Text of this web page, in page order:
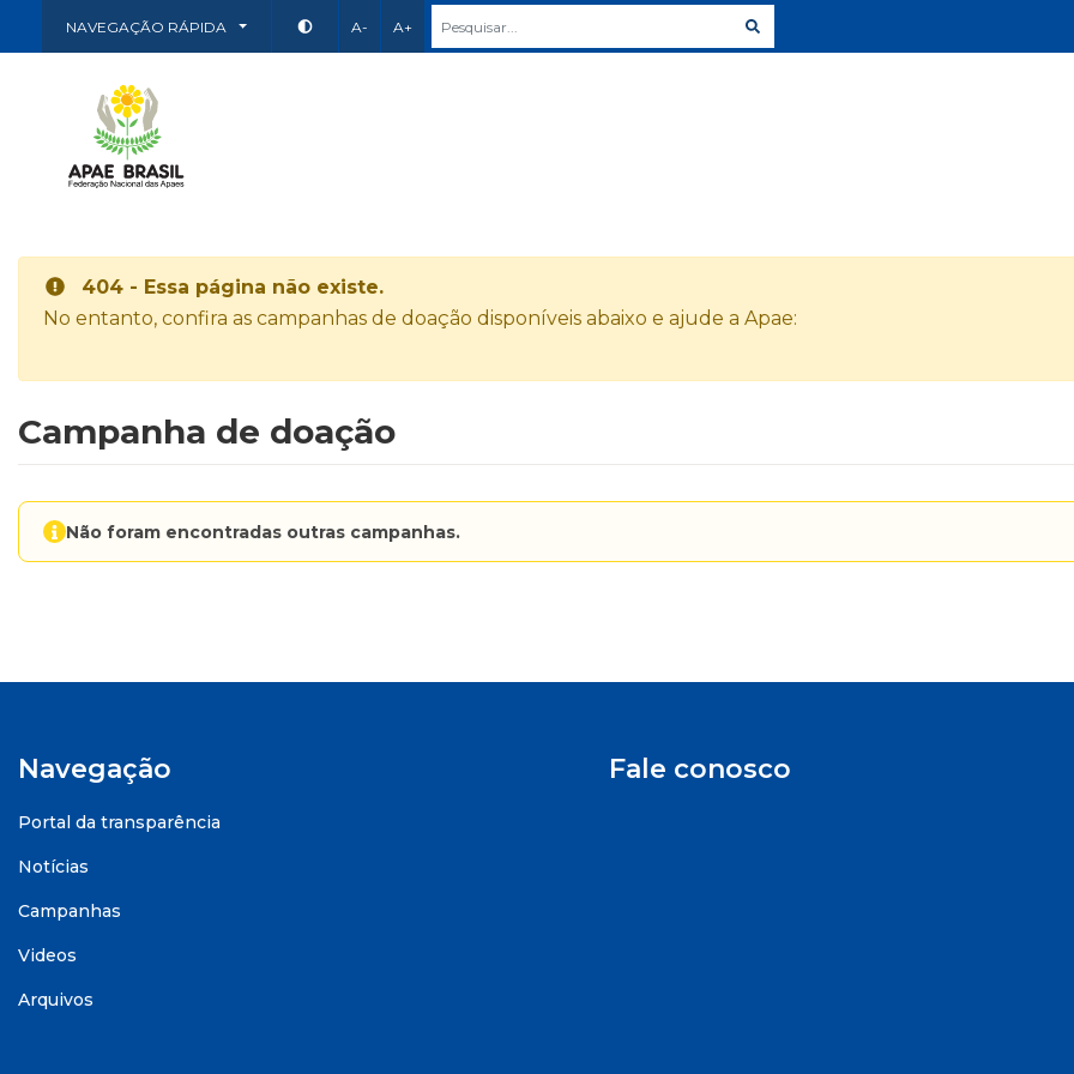
NAVEGAÇÃO RÁPIDA A- A+
404 - Essa página não existe.
No entanto, confira as campanhas de doação disponíveis abaixo e ajude a Apae:
Campanha de doação
Não foram encontradas outras campanhas.
Navegação
Portal da transparência
Notícias
Campanhas
Videos
Arquivos
Fale conosco